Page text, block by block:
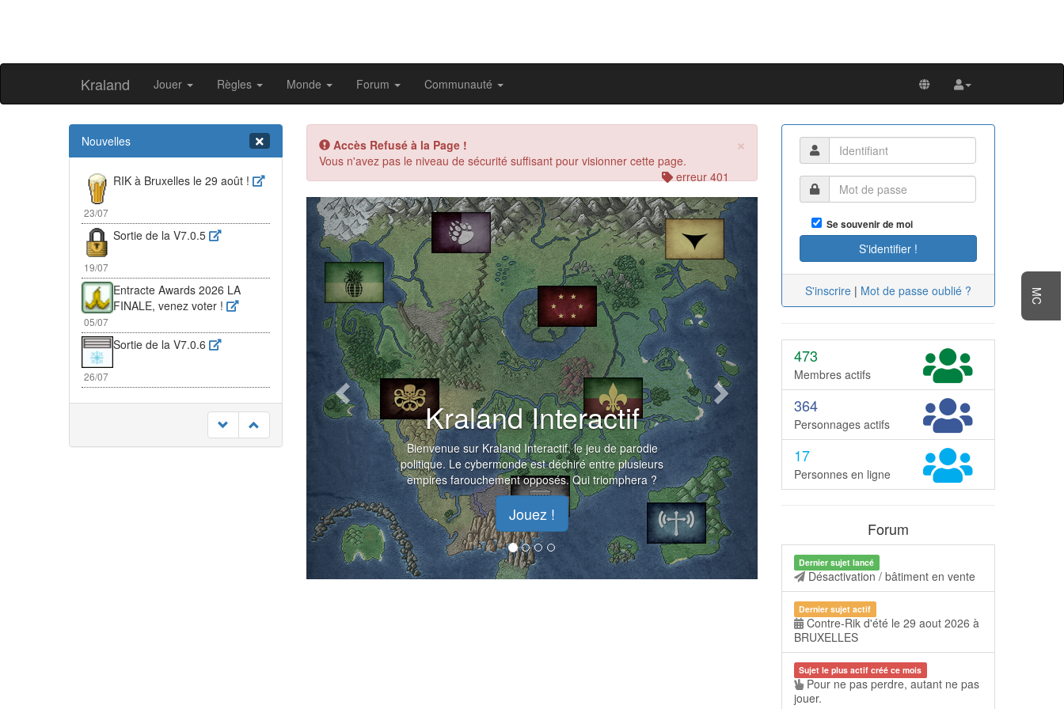
Kraland Jouer Règles Monde Forum Communauté
Nouvelles
23/07
RIK à Bruxelles le 29 août !
19/07
Sortie de la V7.0.5
05/07
Entracte Awards 2026 LA
FINALE, venez voter !
26/07
Sortie de la V7.0.6
×
Accès Refusé à la Page !
Vous n'avez pas le niveau de sécurité suffisant pour visionner cette page.
erreur 401
Kraland Interactif
Bienvenue sur Kraland Interactif, le jeu de parodie
politique. Le cybermonde est déchiré entre plusieurs
empires farouchement opposés. Qui triomphera ?
Jouez !
Previous Next
Se souvenir de moi
S'inscrire | Mot de passe oublié ?
473
Membres actifs
364
Personnages actifs
17
Personnes en ligne
Forum
Dernier sujet lancé
Désactivation / bâtiment en vente
Dernier sujet actif
Contre-Rik d'été le 29 aout 2026 à
BRUXELLES
Sujet le plus actif créé ce mois
Pour ne pas perdre, autant ne pas
jouer.
MC